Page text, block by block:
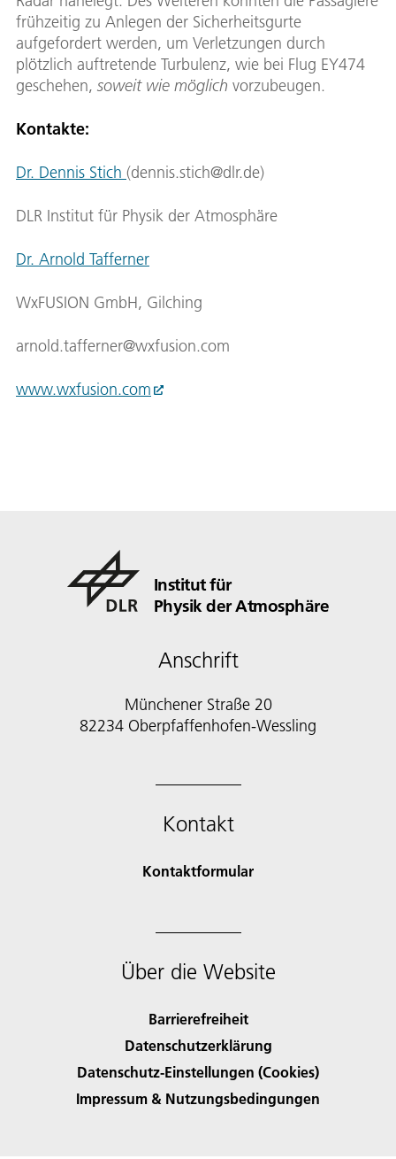
frühzeitig zu Anlegen der Sicherheitsgurte
aufgefordert werden, um Verletzungen durch
plötzlich auftretende Turbulenz, wie bei Flug EY474
geschehen, soweit wie möglich vorzubeugen.
Kontakte:
Dr. Dennis Stich (dennis.stich@dlr.de)
DLR Institut für Physik der Atmosphäre
Dr. Arnold Tafferner
WxFUSION GmbH, Gilching
arnold.tafferner@wxfusion.com
www.wxfusion.com
Institut für
Physik der Atmosphäre
Anschrift
Münchener Straße 20
82234 Oberpfaffenhofen-Wessling
Kontakt
Kontaktformular
Über die Website
Barrierefreiheit
Datenschutzerklärung
Datenschutz-Einstellungen (Cookies)
Impressum & Nutzungsbedingungen